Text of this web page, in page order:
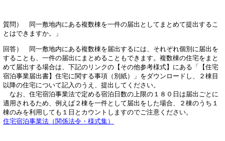
質問） 同一敷地内にある複数棟を一件の届出としてまとめて提出するこ
とはできますか。」
回答） 同一敷地内にある複数棟を届出するには、それぞれ個別に届出を
することも、一件の届出にまとめることもできます。複数棟の住宅をまと
めて届出する場合は、下記のリンクの【その他参考様式】にある「【住宅
宿泊事業届出書】住宅に関する事項（別紙）」をダウンロードし、２棟目
以降の住宅について記入のうえ、提出してください。
なお、住宅宿泊事業法で定める宿泊日数の上限の１８０日は届出ごとに
適用されるため、例えば２棟を一件として届出をした場合、２棟のうち１
棟のみを利用しても１日とカウントしますのでご注意ください。
住宅宿泊事業法（関係法令・様式集）